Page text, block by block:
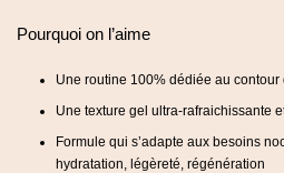
Pourquoi on l’aime
Une routine 100% dédiée au contour
Une texture gel ultra-rafraichissante
Formule qui s’adapte aux besoins
hydratation, légèreté, régénération